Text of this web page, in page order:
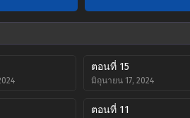
ตอนที่ 15
มิถุนายน 17, 2024
ตอนที่ 11